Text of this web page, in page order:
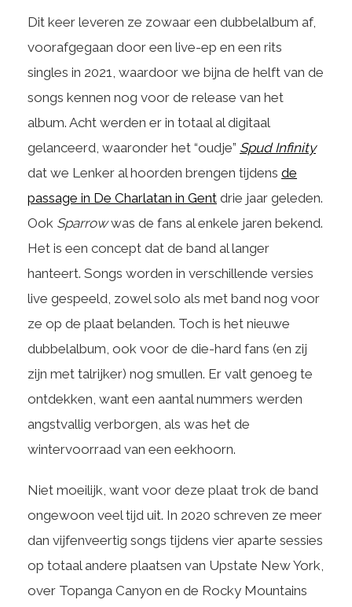
Dit keer leveren ze zowaar een dubbelalbum af,
voorafgegaan door een live-ep en een rits
singles in 2021, waardoor we bijna de helft van de
songs kennen nog voor de release van het
album. Acht werden er in totaal al digitaal
gelanceerd, waaronder het “oudje” Spud Infinity
dat we Lenker al hoorden brengen tijdens de
passage in De Charlatan in Gent drie jaar geleden.
Ook Sparrowwas de fans al enkele jaren bekend.
Het is een concept dat de band al langer
hanteert. Songs worden in verschillende versies
live gespeeld, zowel solo als met band nog voor
ze op de plaat belanden. Toch is het nieuwe
dubbelalbum, ook voor de die-hard fans (en zij
zijn met talrijker) nog smullen. Er valt genoeg te
ontdekken, want een aantal nummers werden
angstvallig verborgen, als was het de
wintervoorraad van een eekhoorn.
Niet moeilijk, want voor deze plaat trok de band
ongewoon veel tijd uit. In 2020 schreven ze meer
dan vijfenveertig songs tijdens vier aparte sessies
op totaal andere plaatsen van Upstate New York,
over Topanga Canyon en de Rocky Mountains